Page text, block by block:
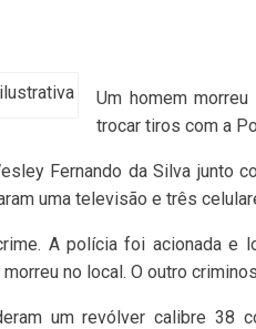
Um homem
trocar tiros com a
Fernando da Silva junto
uma televisão e três
A polícia foi acionada e
no local. O outro
um revólver calibre 38